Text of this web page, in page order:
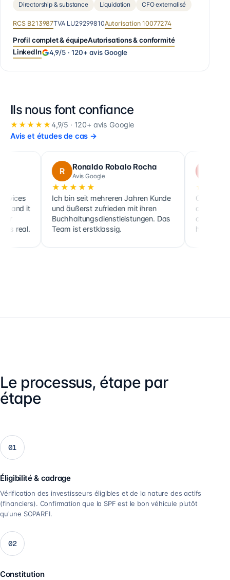
Directorship & substance
Liquidation CFO externalisé
RCS B213987TVA LU29299810Autorisation 10077274
Profil complet & équipeAutorisations & conformité
LinkedIn
4,9/5 ·120+ avis Google
Ils nous font confiance
★★★★★4,9/5 · 120+ avis Google
Avis et études de cas →
Ronaldo Robalo Rocha
Avis Google
★★★★★
Ich bin seit mehreren Jahren Kunde
und äußerst zufrieden mit ihren
Buchhaltungsdienstleistungen. Das
Team ist erstklassig.
cora maglo
Avis Google
★★★★★
Cette société fait
ainsi que celle de
clients, sociétés
holdings, depuis
Le processus, étape par
étape
01
Éligibilité & cadrage
Vérification des investisseurs éligibles et de la nature des actifs
(financiers). Confirmation que la SPF est le bon véhicule plutôt
qu'une SOPARFI.
02
Constitution